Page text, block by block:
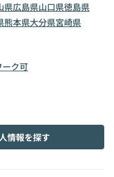
県広島県山口県徳島県
熊本県大分県宮崎県
ク可
情報を探す